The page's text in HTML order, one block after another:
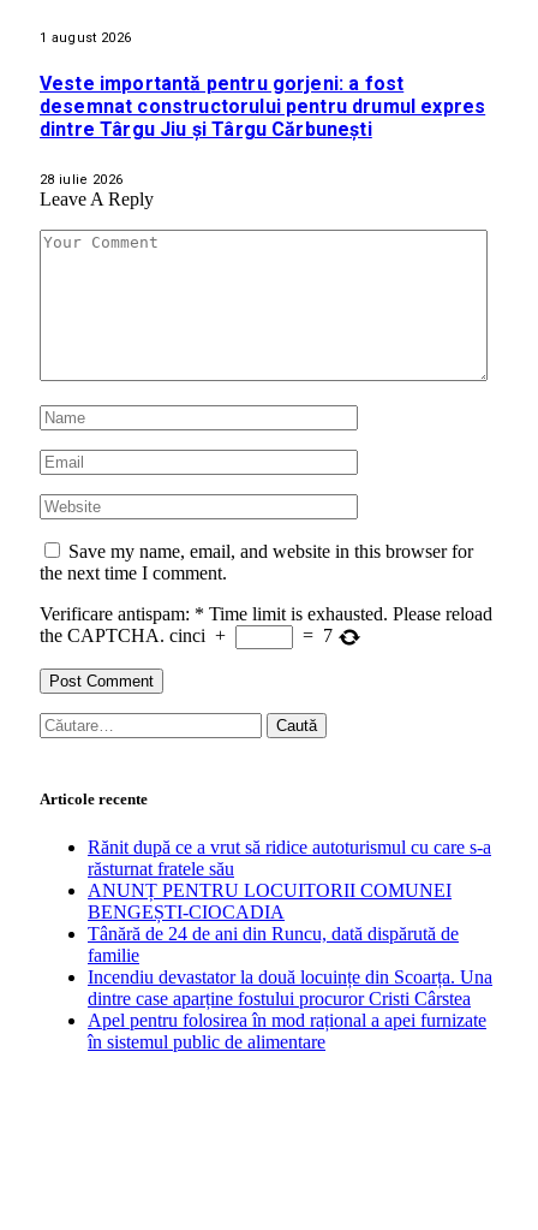
1 august 2026
Veste importantă pentru gorjeni: a fost
desemnat constructorului pentru drumul expres
dintre Târgu Jiu și Târgu Cărbunești
28 iulie 2026
Leave A Reply
Save my name, email, and website in this browser for
the next time I comment.
Verificare antispam: * Time limit is exhausted. Please reload
the CAPTCHA. cinci + = 7
Caută
după:
Articole recente
Rănit după ce a vrut să ridice autoturismul cu care s-a
răsturnat fratele său
ANUNȚ PENTRU LOCUITORII COMUNEI
BENGEȘTI-CIOCADIA
Tânără de 24 de ani din Runcu, dată dispărută de
familie
Incendiu devastator la două locuințe din Scoarța. Una
dintre case aparține fostului procuror Cristi Cârstea
Apel pentru folosirea în mod rațional a apei furnizate
în sistemul public de alimentare